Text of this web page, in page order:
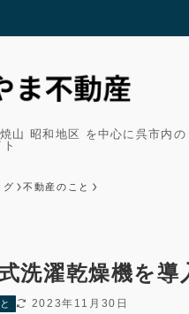
山 昭和地区 を中心に呉市内の
グ 不動産のこと
洗濯乾燥機を
2023年11月30日